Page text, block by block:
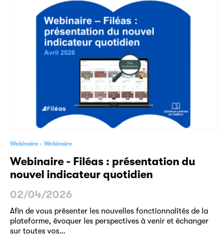
Webinaire Webinaire
Webinaire - Filéas : présentation du
nouvel indicateur quotidien
02/04/2026
Afin de vous présenter les nouvelles fonctionnalités de la
plateforme, évoquer les perspectives à venir et échanger
sur toutes vos…